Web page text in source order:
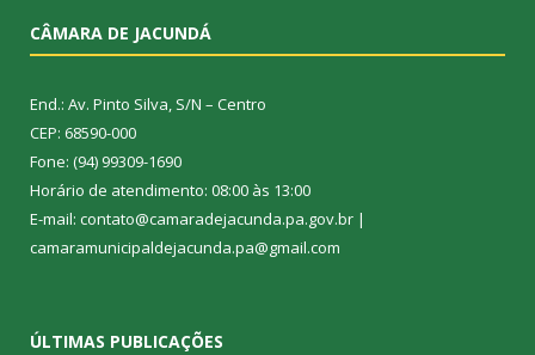
CÂMARA DE JACUNDÁ
End.: Av. Pinto Silva, S/N – Centro
CEP: 68590-000
Fone: (94) 99309-1690
Horário de atendimento: 08:00 às 13:00
E-mail: contato@camaradejacunda.pa.gov.br |
camaramunicipaldejacunda.pa@gmail.com
ÚLTIMAS PUBLICAÇÕES